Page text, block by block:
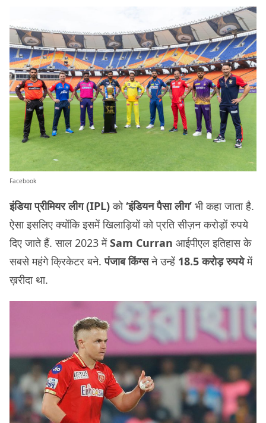
Facebook
इंडिया प्रीमियर लीग (IPL)को‘इंडियन पैसा लीग’ भी कहा जाता है.
ऐसा इसलिए क्योंकि इसमें खिलाड़ियों को प्रति सीज़न करोड़ों रुपये
दिए जाते हैं. साल 2023 मेंSam Curran आईपीएल इतिहास के
सबसे महंगे क्रिकेटर बने.पंजाब किंग्सने उन्हें 18.5 करोड़ रुपयेमें
ख़रीदा था.